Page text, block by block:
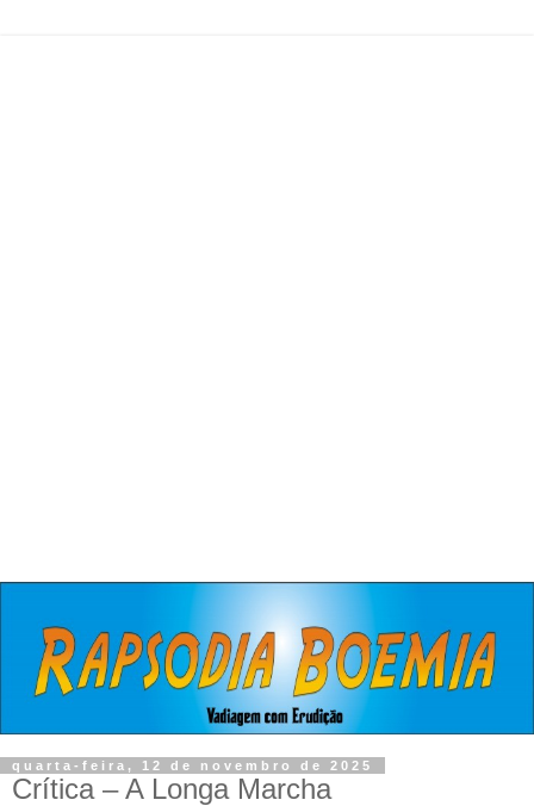
quarta-feira, 12 de novembro de 2025
Crítica – A Longa Marcha